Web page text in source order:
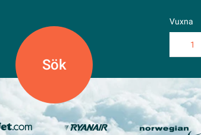
Vuxna
1
3
4
5